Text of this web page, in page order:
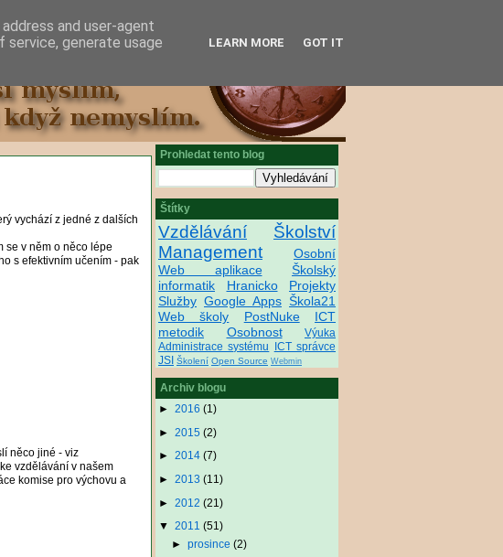
vychází z jedné z dalších
se v něm o něco lépe
s efektivním učením - pak
něco jiné - viz
vzdělávání v našem
komise pro výchovu a
Prohledat tento blog
Štítky
Vzdělávání
Školství
Management
Osobní
Web aplikace
Školský
informatik
Hranicko
Projekty
Služby Google Apps Škola21
Web školy
PostNuke
ICT
metodik
Osobnost
Výuka
Administrace systému
ICT správce
JSI Školení Open Source Webmin
Archiv blogu
► 2016 (1)
► 2015 (2)
► 2014 (7)
► 2013 (11)
► 2012 (21)
▼ 2011 (51)
► prosince (2)
and user-agent
service, generate usage
LEARN MORE GOT IT